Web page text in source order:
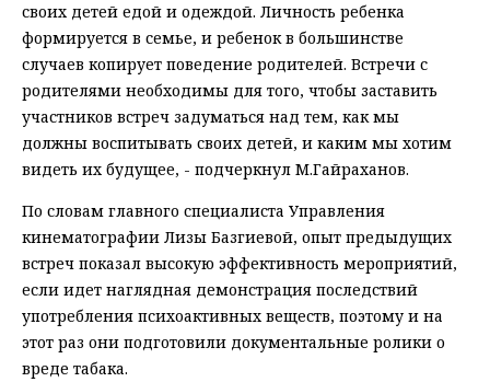
своих детей едой и одеждой. Личность ребенка
формируется в семье, и ребенок в большинстве
случаев копирует поведение родителей. Встречи с
родителями необходимы для того, чтобы заставить
участников встреч задуматься над тем, как мы
должны воспитывать своих детей, и каким мы хотим
видеть их будущее, - подчеркнул М.Гайраханов.
По словам главного специалиста Управления
кинематографии Лизы Базгиевой, опыт предыдущих
встреч показал высокую эффективность мероприятий,
если идет наглядная демонстрация последствий
употребления психоактивных веществ, поэтому и на
этот раз они подготовили документальные ролики о
вреде табака.